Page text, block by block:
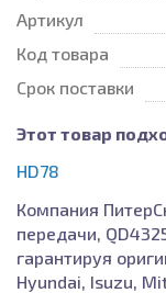
Артикул
Код товара
Срок поставки
Этот товар
HD78
Компания
передачи,
гарантируя
Hyundai, Isuzu,